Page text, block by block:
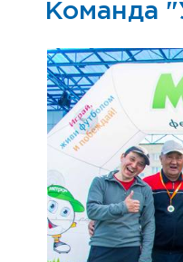
Команда